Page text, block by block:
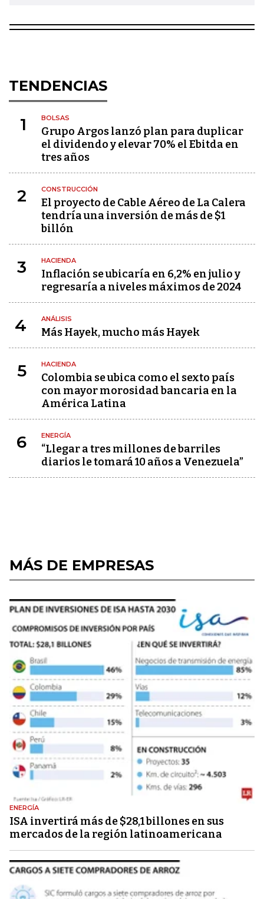
TENDENCIAS
1 BOLSAS
Grupo Argos lanzó plan para duplicar
el dividendo y elevar 70% el Ebitda en
tres años
2 CONSTRUCCIÓN
El proyecto de Cable Aéreo de La Calera
tendría una inversión de más de $1
billón
3 HACIENDA
Inflación se ubicaría en 6,2% en julio y
regresaría a niveles máximos de 2024
4 ANÁLISIS
Más Hayek, mucho más Hayek
5 HACIENDA
Colombia se ubica como el sexto país
con mayor morosidad bancaria en la
América Latina
6 ENERGÍA
“Llegar a tres millones de barriles
diarios le tomará 10 años a Venezuela”
MÁS DE EMPRESAS
ENERGÍA
ISA invertirá más de $28,1 billones en sus
mercados de la región latinoamericana